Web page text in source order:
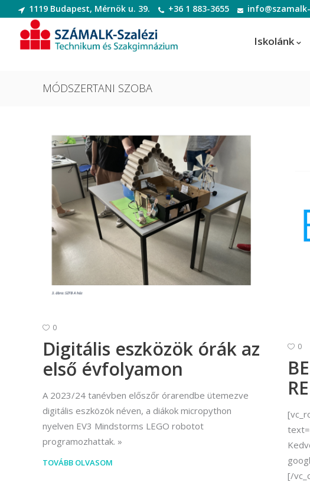
1119 Budapest, Mérnök u. 39. +36 1 883-3655
Iskolánk
alkalmazás-üzemeltető technikus
Informatikai rendszer- és
alkalmazás-üzemeltető technikus
Szoftverfejlesztő és -tesztelő
Szoftverfejlesztő és -tesztelő
Digitális festő és
Divat-, jelmez-
(Divattervező)
Divat-, jelmez- és
Képző és
munkatárs (Festő)
Mozgókép- és
Mozgókép- és
MÓDSZERTANI SZOBA
0
Digitális eszközök órák az
első évfolyamon
A 2023/24 tanévben előszőr órarendbe ütemezve
digitális eszközök néven, a diákok micropython
nyelven EV3 Mindstorms LEGO robotot
programozhattak.
TOVÁBB OLVASOM
0
[/